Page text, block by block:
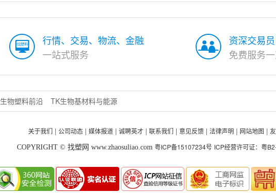
行情、交易、物流、金融
一站式服务
资深交易员
免费服务
生物塑料前沿 TK生物基材料与能源
关于我们 公司动态 媒体报道 诚聘英才 联系我们 意见反馈 法律声明 网站地图
COPYRIGHT © 找塑网 www.zhaosuliao.com 粤ICP备15107234号 ICP经营许可证：粤